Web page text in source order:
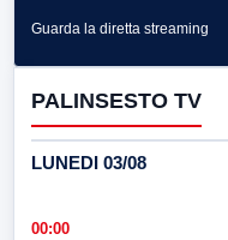
Guarda la diretta streaming
PALINSESTO TV
LUNEDI 03/08
00:00